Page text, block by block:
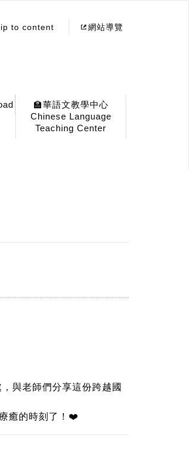
to content 網站導覽
🏫華語文教學中心
Chinese Language
Teaching Center
與老師們分享這份跨越國
癒的時刻了！❤️